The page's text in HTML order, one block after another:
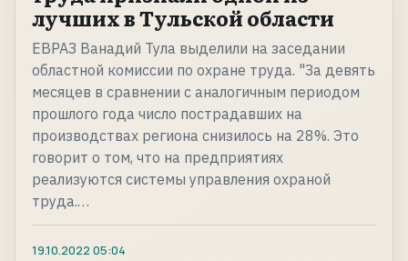
лучших в Тульской области
ЕВРАЗ Ванадий Тула выделили на заседании
областной комиссии по охране труда. "За девять
месяцев в сравнении с аналогичным периодом
прошлого года число пострадавших на
производствах региона снизилось на 28%. Это
говорит о том, что на предприятиях
реализуются системы управления охраной
труда.…
19.10.2022 05:04